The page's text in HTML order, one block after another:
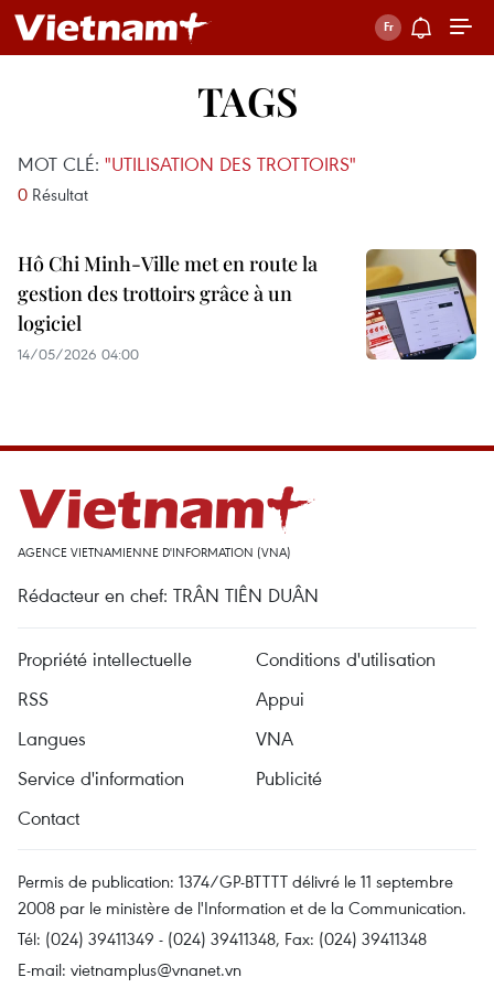
TAGS
MOT CLÉ: "UTILISATION DES TROTTOIRS"
0 Résultat
Hô Chi Minh-Ville met en route la
gestion des trottoirs grâce à un
logiciel
14/05/2026 04:00
AGENCE VIETNAMIENNE D'INFORMATION (VNA)
Rédacteur en chef: TRÂN TIÊN DUÂN
Propriété intellectuelle
Conditions d'utilisation
RSS
Appui
Langues
VNA
Service d'information
Publicité
Contact
Permis de publication: 1374/GP-BTTTT délivré le 11 septembre
2008 par le ministère de l'Information et de la Communication.
Tél: (024) 39411349 - (024) 39411348, Fax: (024) 39411348
E-mail: vietnamplus@vnanet.vn